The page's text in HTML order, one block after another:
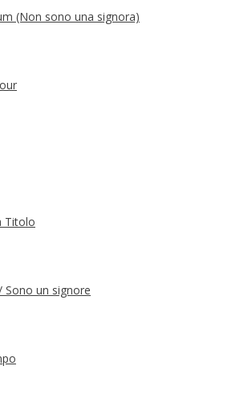
(Non sono una signora)
Titolo
Sono un signore